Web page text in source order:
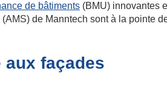
de bâtiments (BMU) innovantes
de Manntech sont à la pointe
aux façades